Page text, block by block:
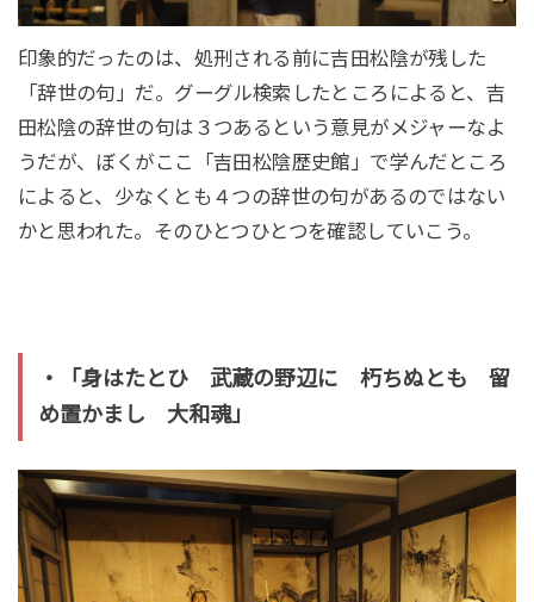
印象的だったのは、処刑される前に吉田松陰が残した
「辞世の句」だ。グーグル検索したところによると、吉
田松陰の辞世の句は３つあるという意見がメジャーなよ
うだが、ぼくがここ「吉田松陰歴史館」で学んだところ
によると、少なくとも４つの辞世の句があるのではない
かと思われた。そのひとつひとつを確認していこう。
・「身はたとひ 武蔵の野辺に 朽ちぬとも 留
め置かまし 大和魂」